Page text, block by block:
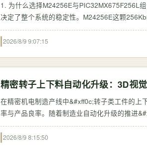
1. 为什么选择M24256E与PIC32MX675F256L
决定了整个系统的稳定性。M24256E这颗
制器的组合&#xff0c;恰好能满足工业级应用对
2026/8/9 9:07:15
精密转子上下料自动化升级：3D视
在精密机电制造产线中&#xff0c;转子类工件的上
率与产品良率。随着制造业自动化升级的推进
奏限制&#xff0c;长期重复劳作易产生疲劳误差…
2026/8/9 8:15:50